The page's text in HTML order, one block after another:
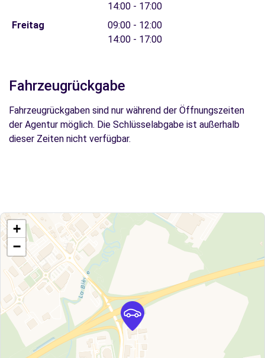
14:00 - 17:00
Freitag
09:00 - 12:00
14:00 - 17:00
Fahrzeugrückgabe
Fahrzeugrückgaben sind nur während der Öffnungszeiten
der Agentur möglich. Die Schlüsselabgabe ist außerhalb
dieser Zeiten nicht verfügbar.
+
−